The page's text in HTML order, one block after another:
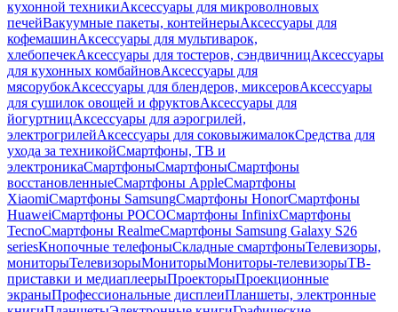
кухонной техникиАксессуары для микроволновых
печейВакуумные пакеты, контейнерыАксессуары для
кофемашинАксессуары для мультиварок,
хлебопечекАксессуары для тостеров, сэндвичницАксессуары
для кухонных комбайновАксессуары для
мясорубокАксессуары для блендеров, миксеровАксессуары
для сушилок овощей и фруктовАксессуары для
йогуртницАксессуары для аэрогрилей,
электрогрилейАксессуары для соковыжималокСредства для
ухода за техникойСмартфоны, ТВ и
электроникаСмартфоныСмартфоныСмартфоны
восстановленныеСмартфоны AppleСмартфоны
XiaomiСмартфоны SamsungСмартфоны HonorСмартфоны
HuaweiСмартфоны POCOСмартфоны InfinixСмартфоны
TecnoСмартфоны RealmeСмартфоны Samsung Galaxy S26
seriesКнопочные телефоныСкладные смартфоныТелевизоры,
мониторыТелевизорыМониторыМониторы-телевизорыТВ-
приставки и медиаплеерыПроекторыПроекционные
экраныПрофессиональные дисплеиПланшеты, электронные